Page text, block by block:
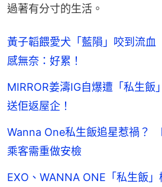
過著有分寸的生活。
黃子韜餵愛犬「藍隕」咬到流
感無奈：好累！
MIRROR姜濤IG自爆遭「私生
送佢返屋企！
Wanna One私生飯追星惹禍？
乘客需重做安檢
EXO、WANNA ONE「私生飯